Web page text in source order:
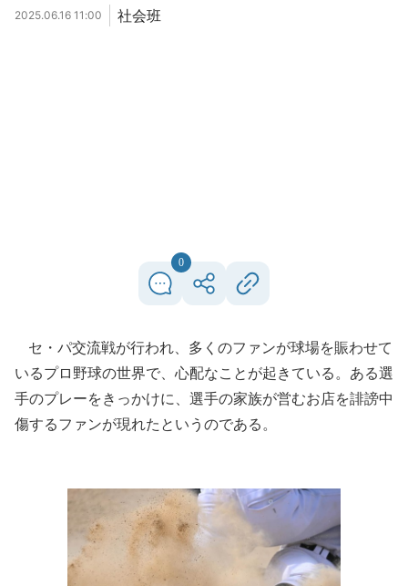
2025.06.16 11:00 社会班
0
セ・パ交流戦が行われ、多くのファンが球場を賑わせて
いるプロ野球の世界で、心配なことが起きている。ある選
手のプレーをきっかけに、選手の家族が営むお店を誹謗中
傷するファンが現れたというのである。